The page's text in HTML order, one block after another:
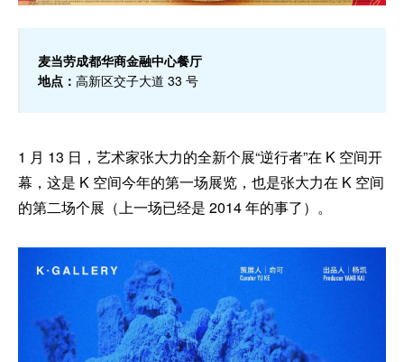
麦当劳成都华商金融中心餐厅
地点： 高新区交子大道 33 号
1 月 13 日，艺术家张大力的全新个展“逆行者”在 K 空间开
幕，这是 K 空间今年的第一场展览，也是张大力在 K 空间
的第二场个展（上一场已经是 2014 年的事了）。